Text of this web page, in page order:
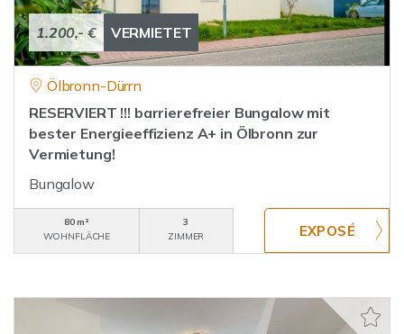
1.200,- € VERMIETET
Ölbronn-Dürrn
RESERVIERT !!! barrierefreier Bungalow mit
bester Energieeffizienz A+ in Ölbronn zur
Vermietung!
Bungalow
80 m²
WOHNFLÄCHE
3
ZIMMER